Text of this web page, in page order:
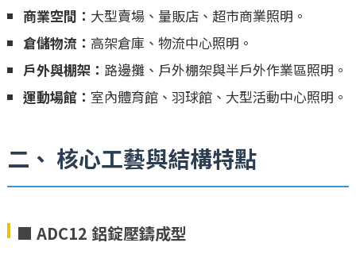
商業空間： 大型賣場、量販店、超市商業照明。
倉儲物流： 高架倉庫、物流中心照明。
戶外與棚架： 路邊攤、戶外棚架與半戶外作業區照明。
運動場館： 室內體育館、羽球館、大型活動中心照明。
二、 核心工藝與結構特點
■ ADC12 鋁錠壓鑄成型